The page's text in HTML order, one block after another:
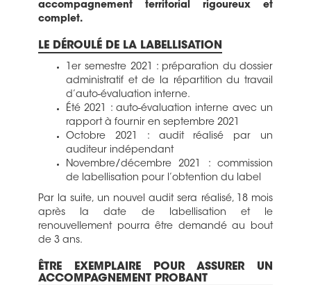
accompagnement territorial rigoureux et
complet.
LE DÉROULÉ DE LA LABELLISATION
1er semestre 2021 : préparation du dossier
administratif et de la répartition du travail
d’auto-évaluation interne.
Été 2021 : auto-évaluation interne avec un
rapport à fournir en septembre 2021
Octobre 2021 : audit réalisé par un
auditeur indépendant
Novembre/décembre 2021 : commission
de labellisation pour l’obtention du label
Par la suite, un nouvel audit sera réalisé, 18 mois
après la date de labellisation et le
renouvellement pourra être demandé au bout
de 3 ans.
ÊTRE EXEMPLAIRE POUR ASSURER UN
ACCOMPAGNEMENT PROBANT